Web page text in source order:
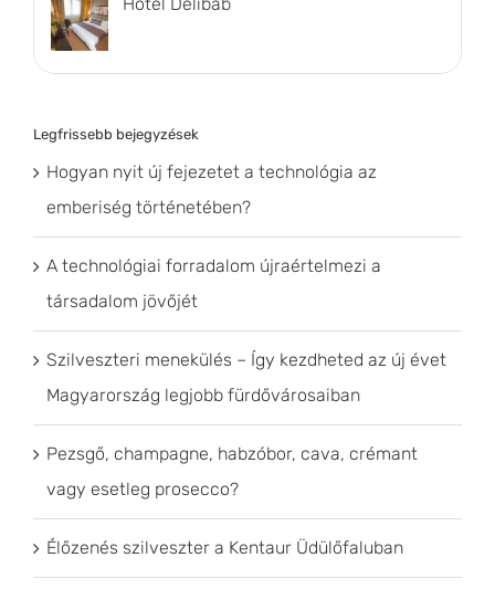
Legfrissebb bejegyzések
Hogyan nyit új fejezetet a technológia az
emberiség történetében?
A technológiai forradalom újraértelmezi a
társadalom jövőjét
Szilveszteri menekülés – Így kezdheted az új évet
Magyarország legjobb fürdővárosaiban
Pezsgő, champagne, habzóbor, cava, crémant
vagy esetleg prosecco?
Élőzenés szilveszter a Kentaur Üdülőfaluban